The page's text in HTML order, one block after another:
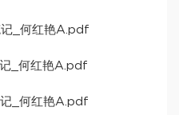
_何红艳A.pdf
_何红艳A.pdf
_何红艳A.pdf